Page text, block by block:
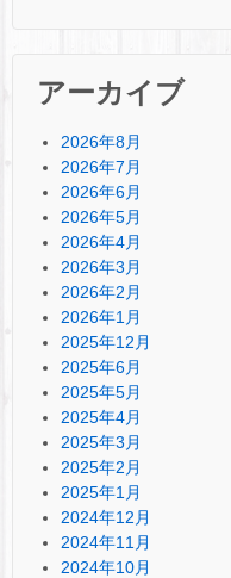
アーカイブ
2026年8月
2026年7月
2026年6月
2026年5月
2026年4月
2026年3月
2026年2月
2026年1月
2025年12月
2025年6月
2025年5月
2025年4月
2025年3月
2025年2月
2025年1月
2024年12月
2024年11月
2024年10月